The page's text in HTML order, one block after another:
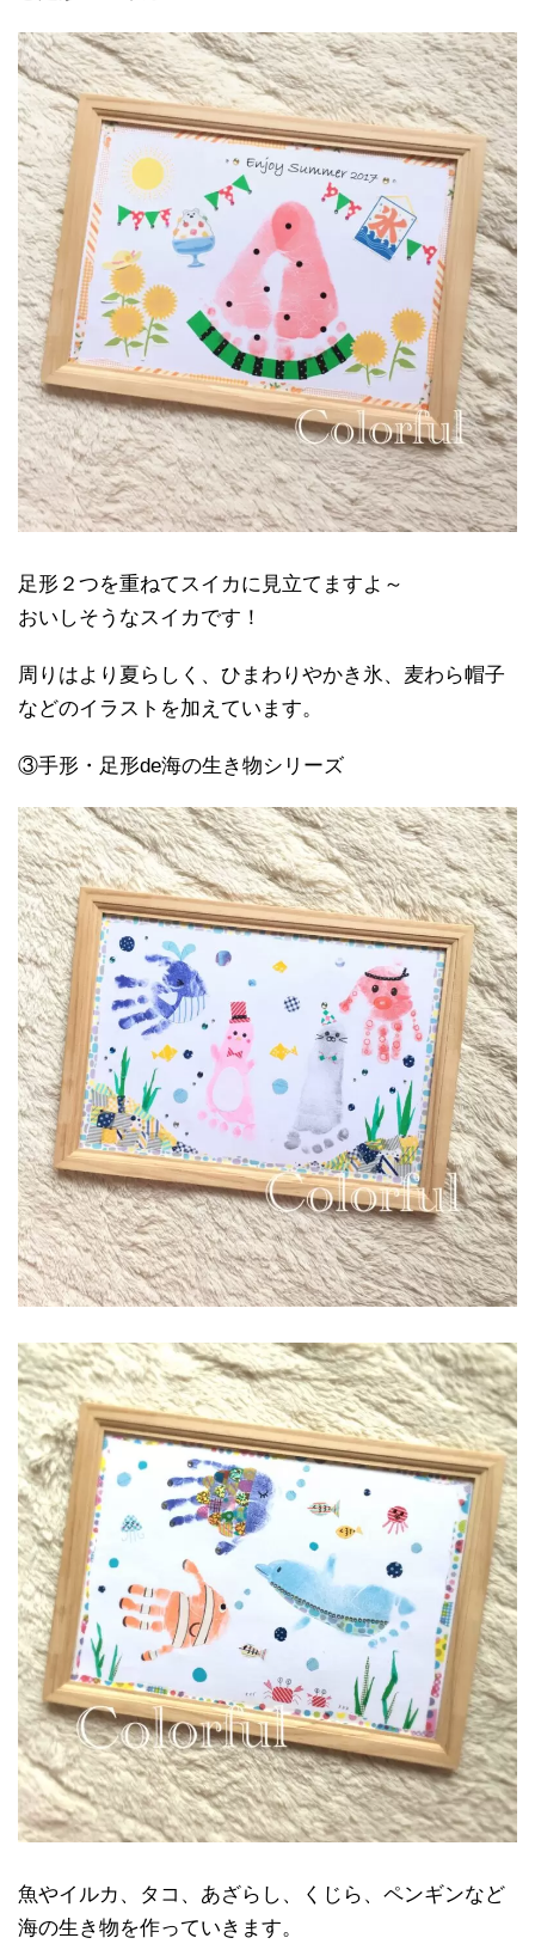
足形２つを重ねてスイカに見立てますよ～
おいしそうなスイカです！
周りはより夏らしく、ひまわりやかき氷、麦わら帽子
などのイラストを加えています。
③手形・足形de海の生き物シリーズ
魚やイルカ、タコ、あざらし、くじら、ペンギンなど
海の生き物を作っていきます。